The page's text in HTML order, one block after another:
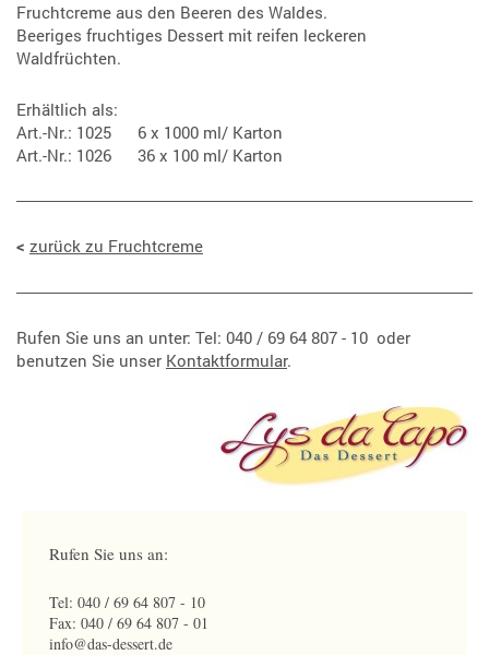
Fruchtcreme aus den Beeren des Waldes.
Beeriges fruchtiges Dessert mit reifen leckeren
Waldfrüchten.
Erhältlich als:
Art.-Nr.: 1025 6 x 1000 ml/ Karton
Art.-Nr.: 1026 36 x 100 ml/ Karton
< zurück zu Fruchtcreme
Rufen Sie uns an unter: Tel: 040 / 69 64 807 - 10 oder
benutzen Sie unser Kontaktformular.
Rufen Sie uns an:
Tel: 040 / 69 64 807 - 10
Fax: 040 / 69 64 807 - 01
info@das-dessert.de